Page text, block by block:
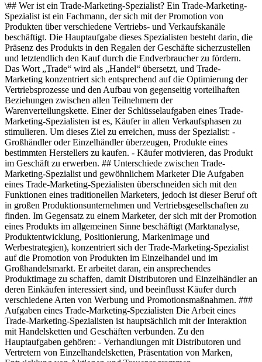
\## Wer ist ein Trade-Marketing-Spezialist? Ein Trade-Marketing-
Spezialist ist ein Fachmann, der sich mit der Promotion von
Produkten über verschiedene Vertriebs- und Verkaufskanäle
beschäftigt. Die Hauptaufgabe dieses Spezialisten besteht darin, die
Präsenz des Produkts in den Regalen der Geschäfte sicherzustellen
und letztendlich den Kauf durch die Endverbraucher zu fördern.
Das Wort „Trade“ wird als „Handel“ übersetzt, und Trade-
Marketing konzentriert sich entsprechend auf die Optimierung der
Vertriebsprozesse und den Aufbau von gegenseitig vorteilhaften
Beziehungen zwischen allen Teilnehmern der
Warenverteilungskette. Einer der Schlüsselaufgaben eines Trade-
Marketing-Spezialisten ist es, Käufer in allen Verkaufsphasen zu
stimulieren. Um dieses Ziel zu erreichen, muss der Spezialist: -
Großhändler oder Einzelhändler überzeugen, Produkte eines
bestimmten Herstellers zu kaufen. - Käufer motivieren, das Produkt
im Geschäft zu erwerben. ## Unterschiede zwischen Trade-
Marketing-Spezialist und gewöhnlichem Marketer Die Aufgaben
eines Trade-Marketing-Spezialisten überschneiden sich mit den
Funktionen eines traditionellen Marketers, jedoch ist dieser Beruf oft
in großen Produktionsunternehmen und Vertriebsgesellschaften zu
finden. Im Gegensatz zu einem Marketer, der sich mit der Promotion
eines Produkts im allgemeinen Sinne beschäftigt (Marktanalyse,
Produktentwicklung, Positionierung, Markenimage und
Werbestrategien), konzentriert sich der Trade-Marketing-Spezialist
auf die Promotion von Produkten im Einzelhandel und im
Großhandelsmarkt. Er arbeitet daran, ein ansprechendes
Produktimage zu schaffen, damit Distributoren und Einzelhändler an
deren Einkäufen interessiert sind, und beeinflusst Käufer durch
verschiedene Arten von Werbung und Promotionsmaßnahmen. ###
Aufgaben eines Trade-Marketing-Spezialisten Die Arbeit eines
Trade-Marketing-Spezialisten ist hauptsächlich mit der Interaktion
mit Handelsketten und Geschäften verbunden. Zu den
Hauptaufgaben gehören: - Verhandlungen mit Distributoren und
Vertretern von Einzelhandelsketten, Präsentation von Marken,